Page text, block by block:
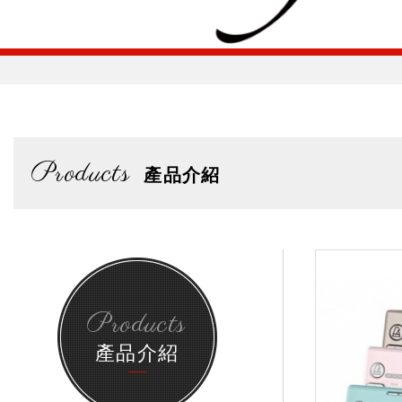
Products 產品介紹
Products
產品介紹